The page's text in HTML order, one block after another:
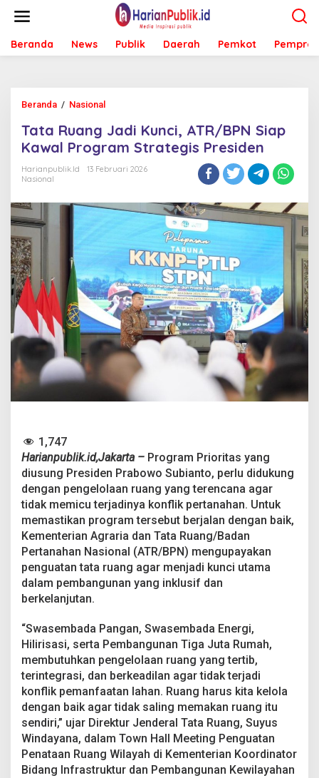
t
Beranda News Publik Daerah Pemkot Pemprov
Beranda / Nasional
t
a
R
u
g
u
n
c
i
,
T
/
B
a
p
K
a
w
a
l
P
r
o
m
S
t
a
t
e
g
i
P
r
Tata Ruang Jadi Kunci, ATR/BPN Siap
Kawal Program Strategis Presiden
Harianpublik.id
13 Februari 2026
Nasional
1,747
Harianpublik.id,Jakarta – Program Prioritas yang
diusung Presiden Prabowo Subianto, perlu didukung
dengan pengelolaan ruang yang terencana agar
tidak memicu terjadinya konflik pertanahan. Untuk
memastikan program tersebut berjalan dengan baik,
Kementerian Agraria dan Tata Ruang/Badan
Pertanahan Nasional (ATR/BPN) mengupayakan
penguatan tata ruang agar menjadi kunci utama
dalam pembangunan yang inklusif dan
berkelanjutan.
“Swasembada Pangan, Swasembada Energi,
Hilirisasi, serta Pembangunan Tiga Juta Rumah,
membutuhkan pengelolaan ruang yang tertib,
terintegrasi, dan berkeadilan agar tidak terjadi
konflik pemanfaatan lahan. Ruang harus kita kelola
dengan baik agar tidak saling memakan ruang itu
sendiri,” ujar Direktur Jenderal Tata Ruang, Suyus
Windayana, dalam Town Hall Meeting Penguatan
Penataan Ruang Wilayah di Kementerian Koordinator
Bidang Infrastruktur dan Pembangunan Kewilayahan